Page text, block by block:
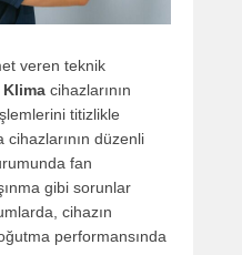
veren teknik
Klima cihazlarının
titizlikle
düzenli
fan
gibi sorunlar
cihazın
performansında